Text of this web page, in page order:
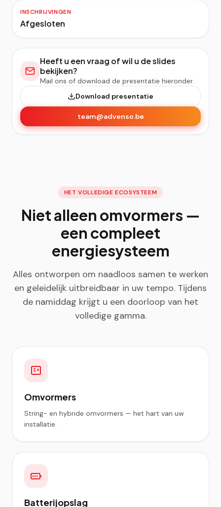
INSCHRIJVINGEN
Afgesloten
Heeft u een vraag of wil u de slides
bekijken?
Mail ons of download de presentatie hieronder.
Download presentatie
team@advenso.be
HET VOLLEDIGE ECOSYSTEEM
Niet alleen omvormers —
een compleet
energiesysteem
Alles ontworpen om naadloos samen te werken
en geleidelijk uitbreidbaar in uw tempo. Tijdens
de namiddag krijgt u een doorloop van het
volledige gamma.
Omvormers
String- en hybride omvormers — het hart van uw
installatie.
Batterijopslag